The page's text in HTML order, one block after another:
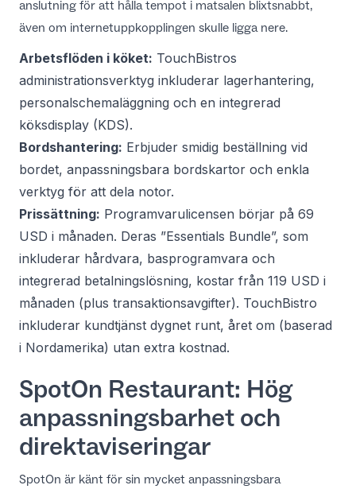
anslutning för att hålla tempot i matsalen blixtsnabbt,
även om internetuppkopplingen skulle ligga nere.
Arbetsflöden i köket: TouchBistros
administrationsverktyg inkluderar lagerhantering,
personalschemaläggning och en integrerad
köksdisplay (KDS).
Bordshantering: Erbjuder smidig beställning vid
bordet, anpassningsbara bordskartor och enkla
verktyg för att dela notor.
Prissättning: Programvarulicensen börjar på 69
USD i månaden. Deras ”Essentials Bundle”, som
inkluderar hårdvara, basprogramvara och
integrerad betalningslösning, kostar från 119 USD i
månaden (plus transaktionsavgifter). TouchBistro
inkluderar kundtjänst dygnet runt, året om (baserad
i Nordamerika) utan extra kostnad.
SpotOn Restaurant: Hög
anpassningsbarhet och
direktaviseringar
SpotOn är känt för sin mycket anpassningsbara